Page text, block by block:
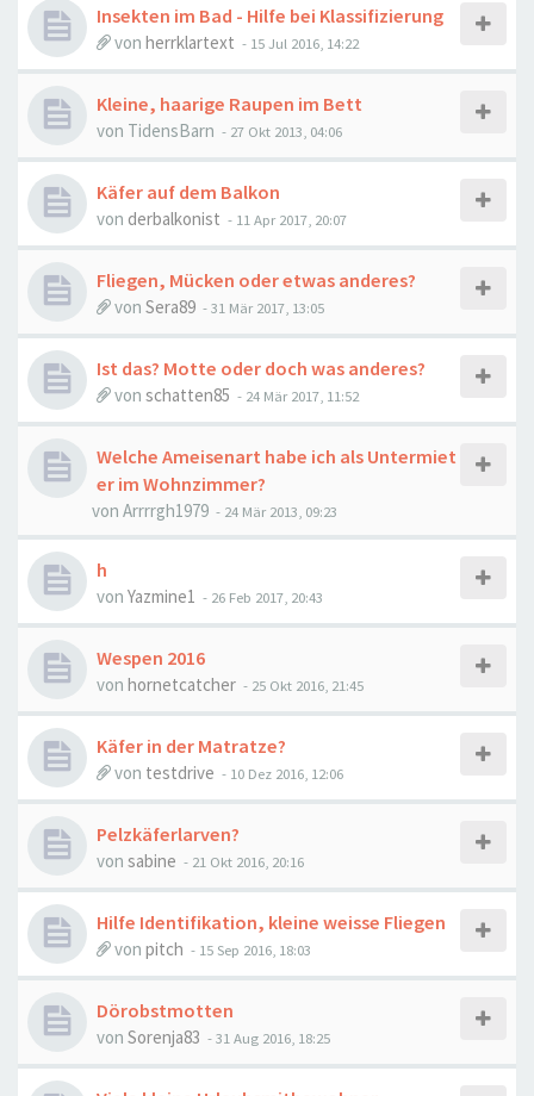
Insekten im Bad - Hilfe bei Klassifizierung
von herrklartext - 15 Jul 2016, 14:22
Kleine, haarige Raupen im Bett
von TidensBarn - 27 Okt 2013, 04:06
Käfer auf dem Balkon
von derbalkonist - 11 Apr 2017, 20:07
Fliegen, Mücken oder etwas anderes?
von Sera89 -31 Mär 2017, 13:05
Ist das? Motte oder doch was anderes?
von schatten85 - 24 Mär 2017, 11:52
Welche Ameisenart habe ich als Untermiet
er im Wohnzimmer?
von Arrrrgh1979 - 24 Mär 2013, 09:23
h
von Yazmine1 - 26 Feb 2017, 20:43
Wespen 2016
von hornetcatcher - 25 Okt 2016, 21:45
Käfer in der Matratze?
von testdrive - 10 Dez 2016, 12:06
Pelzkäferlarven?
von sabine - 21 Okt 2016, 20:16
Hilfe Identifikation, kleine weisse Fliegen
von pitch - 15 Sep 2016, 18:03
Dörobstmotten
von Sorenja83 -31 Aug 2016, 18:25